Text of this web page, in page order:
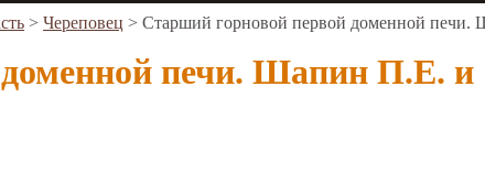
> Череповец > Старший горновой первой доменной
печи. Шапин П.Е. и